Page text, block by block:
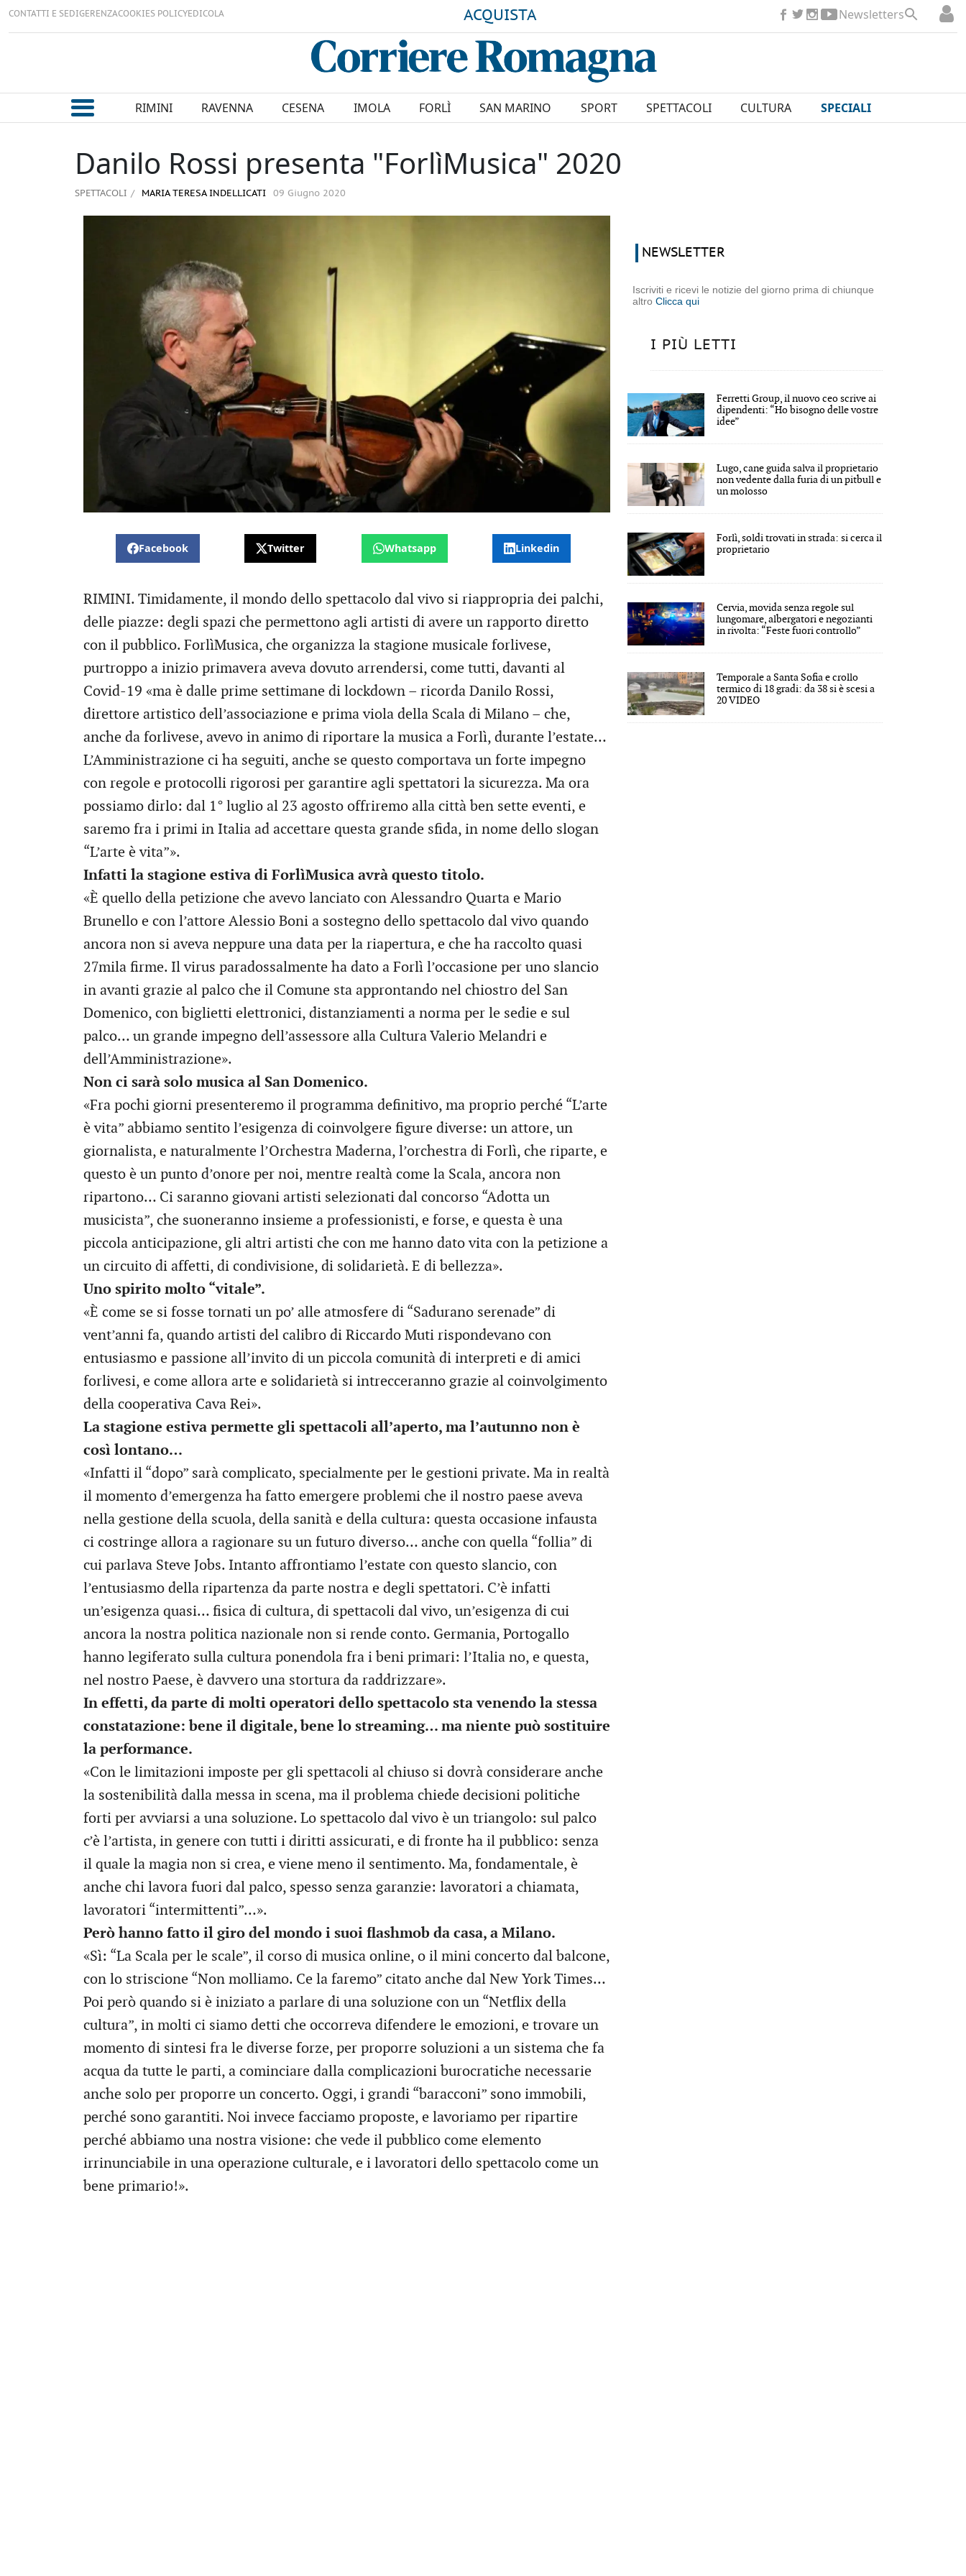
CONTATTI E SEDIGERENZACOOKIES POLICYEDICOLA ACQUISTA Newsletters
RIMINI RAVENNA CESENA IMOLA FORLÌ SAN MARINO SPORT SPETTACOLI CULTURA SPECIALI
Danilo Rossi presenta "ForlìMusica" 2020
SPETTACOLI MARIA TERESA INDELLICATI 09 Giugno 2020
Facebook Twitter Whatsapp Linkedin
RIMINI. Timidamente, il mondo dello spettacolo dal vivo si riappropria dei palchi,
delle piazze: degli spazi che permettono agli artisti di avere un rapporto diretto
con il pubblico. ForlìMusica, che organizza la stagione musicale forlivese,
purtroppo a inizio primavera aveva dovuto arrendersi, come tutti, davanti al
Covid-19 «ma è dalle prime settimane di lockdown – ricorda Danilo Rossi,
direttore artistico dell’associazione e prima viola della Scala di Milano – che,
anche da forlivese, avevo in animo di riportare la musica a Forlì, durante l’estate…
L’Amministrazione ci ha seguiti, anche se questo comportava un forte impegno
con regole e protocolli rigorosi per garantire agli spettatori la sicurezza. Ma ora
possiamo dirlo: dal 1° luglio al 23 agosto offriremo alla città ben sette eventi, e
saremo fra i primi in Italia ad accettare questa grande sfida, in nome dello slogan
“L’arte è vita”».
Infatti la stagione estiva di ForlìMusica avrà questo titolo.
«È quello della petizione che avevo lanciato con Alessandro Quarta e Mario
Brunello e con l’attore Alessio Boni a sostegno dello spettacolo dal vivo quando
ancora non si aveva neppure una data per la riapertura, e che ha raccolto quasi
27mila firme. Il virus paradossalmente ha dato a Forlì l’occasione per uno slancio
in avanti grazie al palco che il Comune sta approntando nel chiostro del San
Domenico, con biglietti elettronici, distanziamenti a norma per le sedie e sul
palco… un grande impegno dell’assessore alla Cultura Valerio Melandri e
dell’Amministrazione».
Non ci sarà solo musica al San Domenico.
«Fra pochi giorni presenteremo il programma definitivo, ma proprio perché “L’arte
è vita” abbiamo sentito l’esigenza di coinvolgere figure diverse: un attore, un
giornalista, e naturalmente l’Orchestra Maderna, l’orchestra di Forlì, che riparte, e
questo è un punto d’onore per noi, mentre realtà come la Scala, ancora non
ripartono… Ci saranno giovani artisti selezionati dal concorso “Adotta un
musicista”, che suoneranno insieme a professionisti, e forse, e questa è una
piccola anticipazione, gli altri artisti che con me hanno dato vita con la petizione a
un circuito di affetti, di condivisione, di solidarietà. E di bellezza».
Uno spirito molto “vitale”.
«È come se si fosse tornati un po’ alle atmosfere di “Sadurano serenade” di
vent’anni fa, quando artisti del calibro di Riccardo Muti rispondevano con
entusiasmo e passione all’invito di un piccola comunità di interpreti e di amici
forlivesi, e come allora arte e solidarietà si intrecceranno grazie al coinvolgimento
della cooperativa Cava Rei».
La stagione estiva permette gli spettacoli all’aperto, ma l’autunno non è
così lontano…
«Infatti il “dopo” sarà complicato, specialmente per le gestioni private. Ma in realtà
il momento d’emergenza ha fatto emergere problemi che il nostro paese aveva
nella gestione della scuola, della sanità e della cultura: questa occasione infausta
ci costringe allora a ragionare su un futuro diverso… anche con quella “follia” di
cui parlava Steve Jobs. Intanto affrontiamo l’estate con questo slancio, con
l’entusiasmo della ripartenza da parte nostra e degli spettatori. C’è infatti
un’esigenza quasi… fisica di cultura, di spettacoli dal vivo, un’esigenza di cui
ancora la nostra politica nazionale non si rende conto. Germania, Portogallo
hanno legiferato sulla cultura ponendola fra i beni primari: l’Italia no, e questa,
nel nostro Paese, è davvero una stortura da raddrizzare».
In effetti, da parte di molti operatori dello spettacolo sta venendo la stessa
constatazione: bene il digitale, bene lo streaming… ma niente può sostituire
la performance.
«Con le limitazioni imposte per gli spettacoli al chiuso si dovrà considerare anche
la sostenibilità dalla messa in scena, ma il problema chiede decisioni politiche
forti per avviarsi a una soluzione. Lo spettacolo dal vivo è un triangolo: sul palco
c’è l’artista, in genere con tutti i diritti assicurati, e di fronte ha il pubblico: senza
il quale la magia non si crea, e viene meno il sentimento. Ma, fondamentale, è
anche chi lavora fuori dal palco, spesso senza garanzie: lavoratori a chiamata,
lavoratori “intermittenti”…».
Però hanno fatto il giro del mondo i suoi flashmob da casa, a Milano.
«Sì: “La Scala per le scale”, il corso di musica online, o il mini concerto dal balcone,
con lo striscione “Non molliamo. Ce la faremo” citato anche dal New York Times…
Poi però quando si è iniziato a parlare di una soluzione con un “Netflix della
cultura”, in molti ci siamo detti che occorreva difendere le emozioni, e trovare un
momento di sintesi fra le diverse forze, per proporre soluzioni a un sistema che fa
acqua da tutte le parti, a cominciare dalla complicazioni burocratiche necessarie
anche solo per proporre un concerto. Oggi, i grandi “baracconi” sono immobili,
perché sono garantiti. Noi invece facciamo proposte, e lavoriamo per ripartire
perché abbiamo una nostra visione: che vede il pubblico come elemento
irrinunciabile in una operazione culturale, e i lavoratori dello spettacolo come un
bene primario!».
NEWSLETTER
Iscriviti e ricevi le notizie del giorno prima di chiunque
altroClicca qui
I PIÙ LETTI
Ferretti Group, il nuovo ceo scrive ai
dipendenti: “Ho bisogno delle vostre
idee”
Lugo, cane guida salva il proprietario
non vedente dalla furia di un pitbull e
un molosso
Forlì, soldi trovati in strada: si cerca il
proprietario
Cervia, movida senza regole sul
lungomare, albergatori e negozianti
in rivolta: “Feste fuori controllo”
Temporale a Santa Sofia e crollo
termico di 18 gradi: da 38 si è scesi a
20 VIDEO